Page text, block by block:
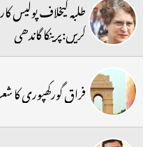
طلبہ کیخلاف پولیس
کریں:پرینکا گاندھی
فراق گورکھپوری کا